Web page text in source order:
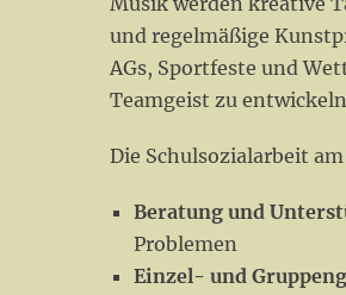
und regelmäßige
AGs, Sportfeste und
Teamgeist zu
Die Schulsozialarbeit
Beratung und
Problemen
Einzel- und